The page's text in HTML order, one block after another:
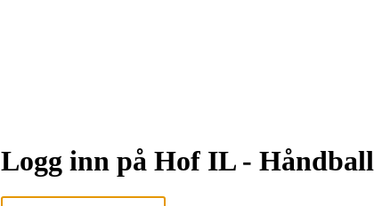
Logg inn på Hof IL - Håndball